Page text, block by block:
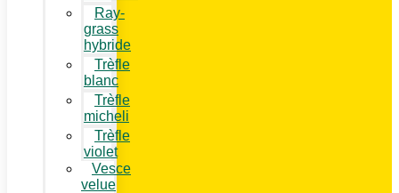
Ray-
grass
hybride
Trèfle
blanc
Trèfle
micheli
Trèfle
violet
Vesce
velue